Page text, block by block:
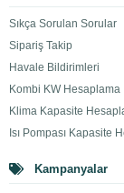
Sıkça Sorulan Sorular
Sipariş Takip
Havale Bildirimleri
Kombi KW Hesaplama
Klima Kapasite
Isı Pompası Kapasite
Kampanyalar